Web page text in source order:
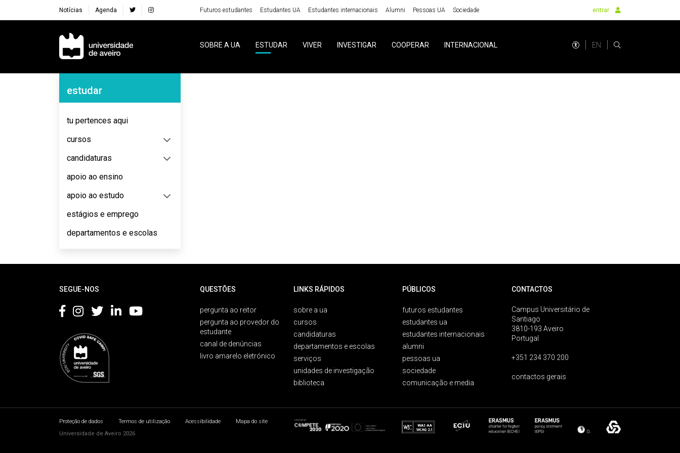
Notícias Agenda Futuros estudantes Estudantes UA Estudantes internacionais Alumni Pessoas UA Sociedade entrar
Navegação Principal
SOBRE A UA ESTUDAR VIVER INVESTIGAR COOPERAR INTERNACIONAL EN
Navegação Lateral
estudar
tu pertences aqui
cursos
candidaturas
apoio ao ensino
apoio ao estudo
estágios e emprego
departamentos e escolas
SEGUE-NOS QUESTÕES
pergunta ao reitor
pergunta ao provedor do
estudante
canal de denúncias
livro amarelo eletrónico
LINKS RÁPIDOS
sobre a ua
cursos
candidaturas
departamentos e escolas
serviços
unidades de investigação
biblioteca
PÚBLICOS
futuros estudantes
estudantes ua
estudantes internacionais
alumni
pessoas ua
sociedade
comunicação e media
CONTACTOS
Campus Universitário de
Santiago
3810-193 Aveiro
Portugal
+351 234 370 200
contactos gerais
Proteção de dados Termos de utilização Acessibilidade
Mapa do site
Universidade de Aveiro 2026